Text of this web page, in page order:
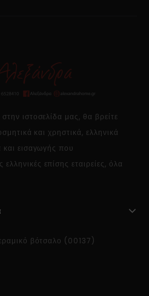
ιστοσελίδα μας, θα βρείτε
και χρηστικά, ελληνικά
και εισαγωγής που
επίσης εταιρείες, όλα
βότσαλο (00137)